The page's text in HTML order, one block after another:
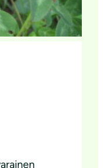
pölyttäjäkasvi